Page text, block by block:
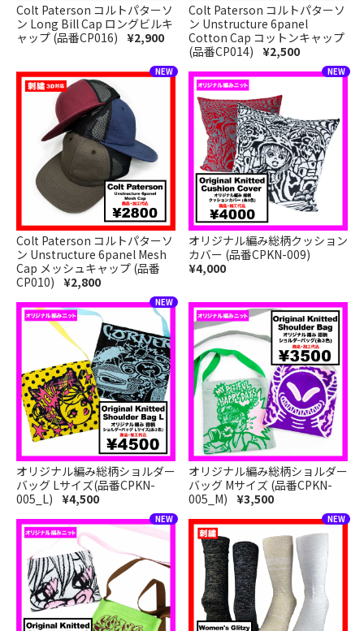
Colt Paterson コルトパターソ
ン Long Bill Cap ロングビルキ
ャップ (品番CP016) ¥2,900
Colt Paterson コルトパターソ
ン Unstructure 6panel
Cotton Cap コットンキャップ
(品番CP014) ¥2,500
Colt Paterson コルトパターソ
ン Unstructure 6panel Mesh
Cap メッシュキャップ (品番
CP010) ¥2,800
オリジナル編み総柄クッション
カバー (品番CPKN-009)
¥4,000
オリジナル編み総柄ショルダー
バッグ Lサイズ(品番CPKN-
005_L) ¥4,500
オリジナル編み総柄ショルダー
バッグ Mサイズ (品番CPKN-
005_M) ¥3,500